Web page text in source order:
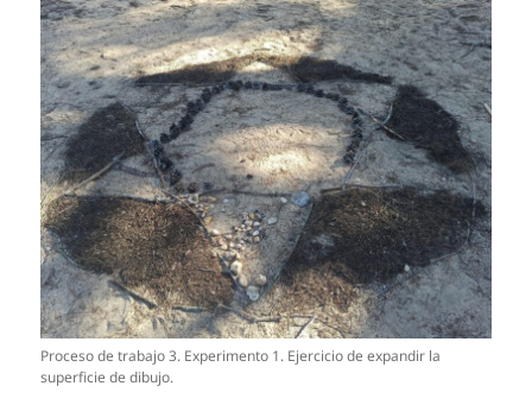
Proceso de trabajo 3. Experimento 1. Ejercicio de expandir la
superficie de dibujo.